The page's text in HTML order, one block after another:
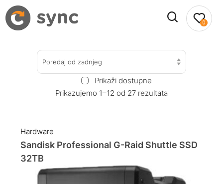
0
Poredaj od zadnjeg
Prikaži dostupne
Prikazujemo 1–12 od 27 rezultata
Hardware
Sandisk Professional G-Raid Shuttle SSD
32TB